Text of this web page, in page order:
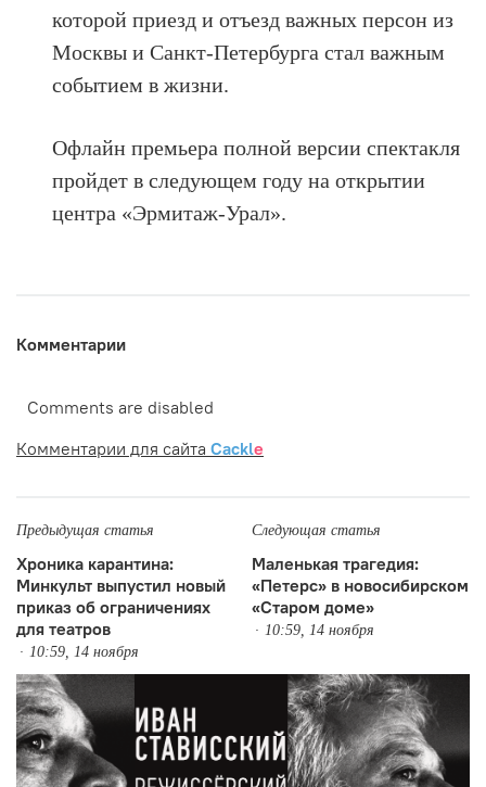
которой приезд и отъезд важных персон из
Москвы и Санкт-Петербурга стал важным
событием в жизни.
Офлайн премьера полной версии спектакля
пройдет в следующем году на открытии
центра «Эрмитаж-Урал».
Комментарии
Comments are disabled
Комментарии для сайта Cackle
Предыдущая статья
Хроника карантина:
Минкульт выпустил новый
приказ об ограничениях
для театров
10:59, 14 ноября
Следующая статья
Маленькая трагедия:
«Петерс» в новосибирском
«Старом доме»
10:59, 14 ноября